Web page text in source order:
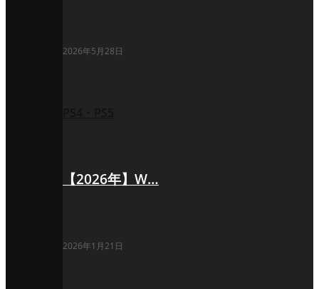
2026年5月28日
【2026年】W…
2026年1月21日